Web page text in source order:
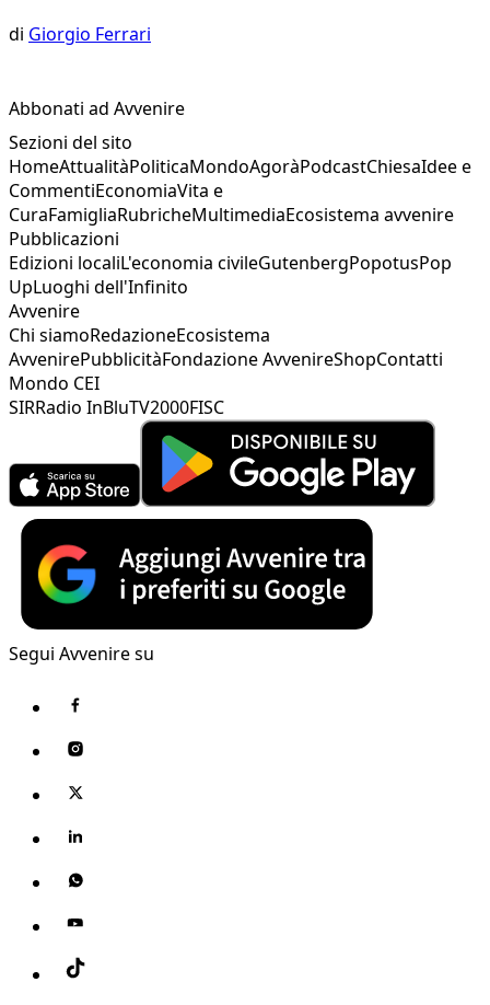
di Giorgio Ferrari
Abbonati ad Avvenire
Sezioni del sito
HomeAttualitàPoliticaMondoAgoràPodcastChiesaIdee e
CommentiEconomiaVita e
CuraFamigliaRubricheMultimediaEcosistema avvenire
Pubblicazioni
Edizioni localiL'economia civileGutenbergPopotusPop
UpLuoghi dell'Infinito
Avvenire
Chi siamoRedazioneEcosistema
AvvenirePubblicitàFondazione AvvenireShopContatti
Mondo CEI
SIRRadio InBluTV2000FISC
Segui Avvenire su